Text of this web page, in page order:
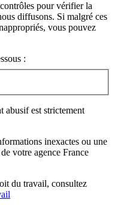
pour vérifier la
diffusons. Si malgré ces
vous pouvez
:
abusif est strictement
inexactes ou une
votre agence France
du travail, consultez